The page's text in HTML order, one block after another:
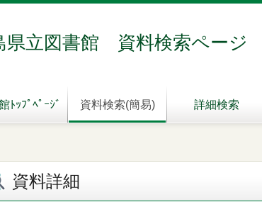
県立図書館 資料検索ページ
ﾄｯﾌﾟﾍﾟｰｼﾞ 資料検索(簡易) 詳細検索
資料詳細